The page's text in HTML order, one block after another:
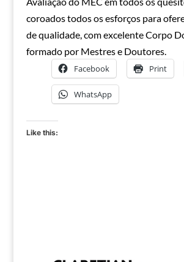
coroados todos os esforços para
de qualidade, com excelente Corpo
formado por Mestres e Doutores.
Facebook Print
WhatsApp
Like this: